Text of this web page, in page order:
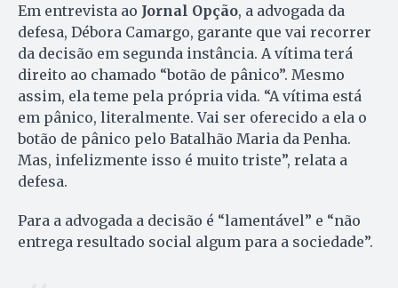
Em entrevista ao Jornal Opção, a advogada da
defesa, Débora Camargo, garante que vai recorrer
da decisão em segunda instância. A vítima terá
direito ao chamado “botão de pânico”. Mesmo
assim, ela teme pela própria vida. “A vítima está
em pânico, literalmente. Vai ser oferecido a ela o
botão de pânico pelo Batalhão Maria da Penha.
Mas, infelizmente isso é muito triste”, relata a
defesa.
Para a advogada a decisão é “lamentável” e “não
entrega resultado social algum para a sociedade”.